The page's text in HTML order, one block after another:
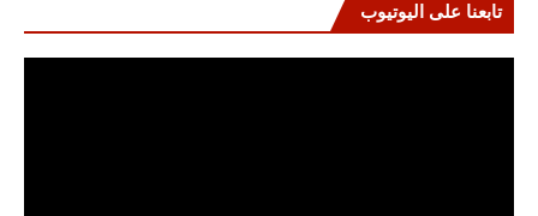
تابعنا على اليوتيوب